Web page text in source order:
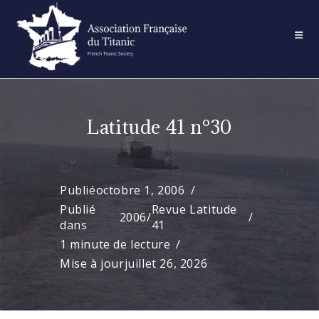
content
Latitude 41 n°30
Publiéoctobre 1, 2006
Publié
dans
2006/Revue Latitude
41
1 minute de lecture
Mise à jourjuillet 26, 2026